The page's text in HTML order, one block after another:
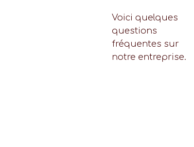
Voici quelques
questions
fréquentes sur
notre entreprise.